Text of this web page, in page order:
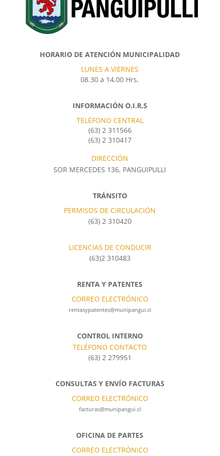
HORARIO DE ATENCIÓN MUNICIPALIDAD
LUNES A VIERNES
08.30 a 14.00 Hrs.
INFORMACIÓN O.I.R.S
TELÉFONO CENTRAL
(63) 2 311566
(63) 2 310417
DIRECCIÓN
SOR MERCEDES 136, PANGUIPULLI
TRÁNSITO
PERMISOS DE CIRCULACIÓN
(63) 2 310420
LICENCIAS DE CONDUCIR
(63)2 310483
RENTA Y PATENTES
CORREO ELECTRÓNICO
rentasypatentes@munipangui.cl
CONTROL INTERNO
TELÉFONO CONTACTO
(63) 2 279951
CONSULTAS Y ENVÍO FACTURAS
CORREO ELECTRÓNICO
facturas@munipangui.cl
OFICINA DE PARTES
CORREO ELECTRÓNICO